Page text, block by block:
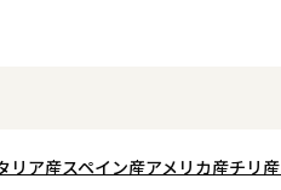
リア産スペイン産アメリカ産チリ産